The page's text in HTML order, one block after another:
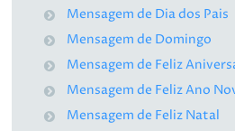
Mensagem de Dia dos Pais
Mensagem de Domingo
Mensagem de Feliz
Mensagem de Feliz Ano
Mensagem de Feliz Natal